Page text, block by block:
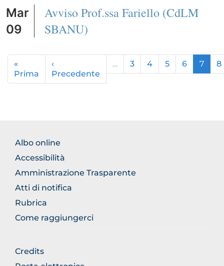
Mar
09
Avviso Prof.ssa Fariello (CdLM
SBANU)
Paginazione
«
Prima Prima
pagina
‹
Precedente Pagina
precedente
… 3 4 5 6 7 8
FOOTER
NORMATIVA
Albo online
Accessibilità
Amministrazione Trasparente
Atti di notifica
Rubrica
Come raggiungerci
FOOTER
GENERICO
Credits